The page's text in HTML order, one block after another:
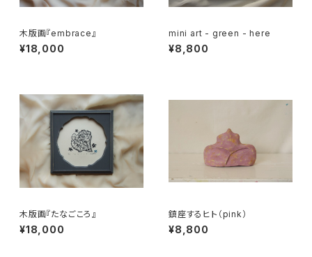
木版画『embrace』
¥18,000
mini art - green - here
¥8,800
木版画『たなごころ』
¥18,000
鎮座するヒト（pink）
¥8,800